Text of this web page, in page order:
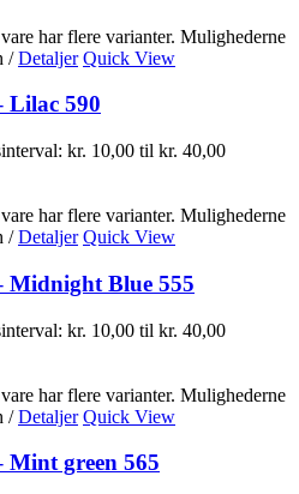
har flere varianter. Mulighederne
/ Detaljer Quick View
Lilac 590
kr. 10,00 til kr. 40,00
har flere varianter. Mulighederne
/ Detaljer Quick View
Midnight Blue 555
kr. 10,00 til kr. 40,00
har flere varianter. Mulighederne
/ Detaljer Quick View
Mint green 565